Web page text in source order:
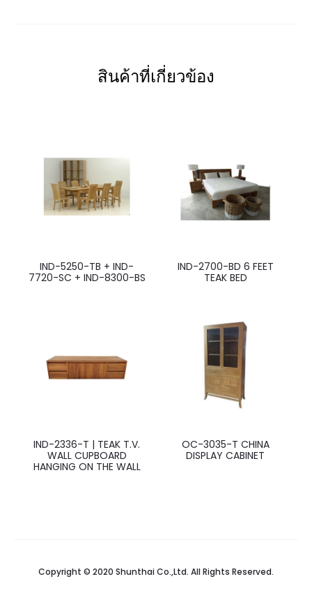
สินค้าที่เกี่ยวข้อง
IND-5250-TB + IND-
7720-SC + IND-8300-BS
IND-2700-BD 6 FEET
TEAK BED
IND-2336-T | TEAK T.V.
WALL CUPBOARD
HANGING ON THE WALL
OC-3035-T CHINA
DISPLAY CABINET
Copyright © 2020 Shunthai Co.,Ltd. All Rights Reserved.